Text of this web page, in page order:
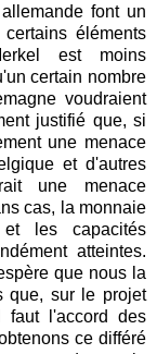
font un
éléments
est moins
certain nombre
voudraient
justifié que, si
une menace
et d'autres
une menace
cas, la monnaie
les capacités
atteintes.
que nous la
que, sur le projet
faut l'accord des
ce différé